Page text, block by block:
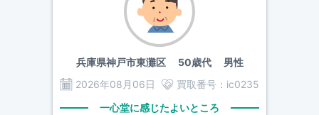
兵庫県神戸市東灘区50歳代 男性
2026年08月06日
買取番号： ic0235
一心堂に感じたよいところ